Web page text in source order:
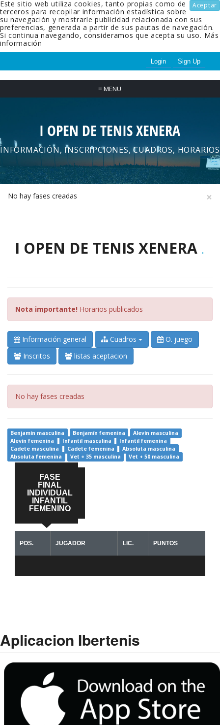
Aceptar
Este sitio web utiliza cookies, tanto propias como de
terceros para recopilar información estadística sobre
su navegación y mostrarle publicidad relacionada con sus
preferencias, generada a partir de sus pautas de navegación.
Si continua navegando, consideramos que acepta su uso. Más
información
Login Sign Up
≡ MENU
I OPEN DE TENIS XENERA
INFORMACIÓN, INSCRIPCIONES, CUADROS, HORARIOS
×
No hay fases creadas
I OPEN DE TENIS XENERA .
Nota importante! Horarios publicados
Información general Cuadros
O. juego
Inscritos
listas aceptacion
Error:
No hay fases creadas
Benjamín masculina Benjamín femenina
Alevín masculina
Alevín femenina
Infantil masculina
Infantil femenina
Cadete masculina
Cadete femenina
Absoluta masculina
Absoluta femenina
Vet + 35 masculina Vet + 50 masculina
FASE
FINAL
INDIVIDUAL
INFANTIL
FEMENINO
POS. JUGADOR LIC. PUNTOS
Aplicacion Ibertenis